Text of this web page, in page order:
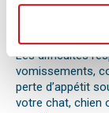
la situation à un
signaux. Tout
vous alerter.
Les difficultés
vomissements,
perte d’appétit
votre chat, chien